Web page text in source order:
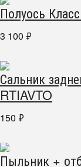
Полуось
3 100 ₽
Сальник
RTIAVTO
150 ₽
Пыльник +